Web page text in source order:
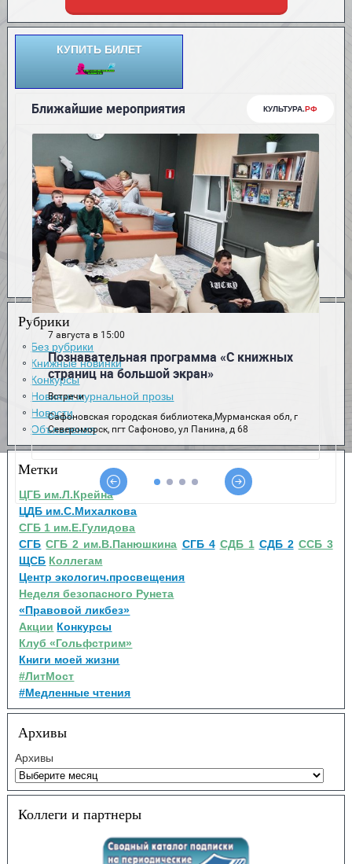
КУПИТЬ БИЛЕТ
Рубрики
Без рубрики
Книжные новинки
Конкурсы
Новинки журнальной прозы
Новости
Объявления
Метки
ЦГБ им.Л.Крейна
ЦДБ им.С.Михалкова
СГБ 1 им.Е.Гулидова
СГБ СГБ 2 им.В.Панюшкина СГБ 4 СДБ 1 СДБ 2 ССБ 3
ЩСБ Коллегам
Центр экологич.просвещения
Неделя безопасного Рунета
«Правовой ликбез»
Акции Конкурсы
Клуб «Гольфстрим»
Книги моей жизни
#ЛитМост
#Медленные чтения
Архивы
Архивы
Коллеги и партнеры